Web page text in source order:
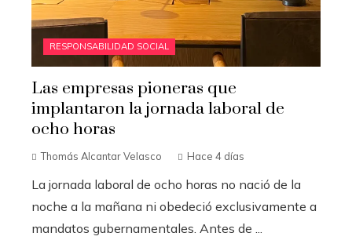
RESPONSABILIDAD SOCIAL
Las empresas pioneras que
implantaron la jornada laboral de
ocho horas
Thomás Alcantar Velasco Hace 4 días
La jornada laboral de ocho horas no nació de la
noche a la mañana ni obedeció exclusivamente a
mandatos gubernamentales. Antes de ...